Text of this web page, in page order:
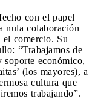
con el papel
nula colaboración
el comercio. Su
“Trabajamos de
soporte económico,
(los mayores), a
cultura que
trabajando”.